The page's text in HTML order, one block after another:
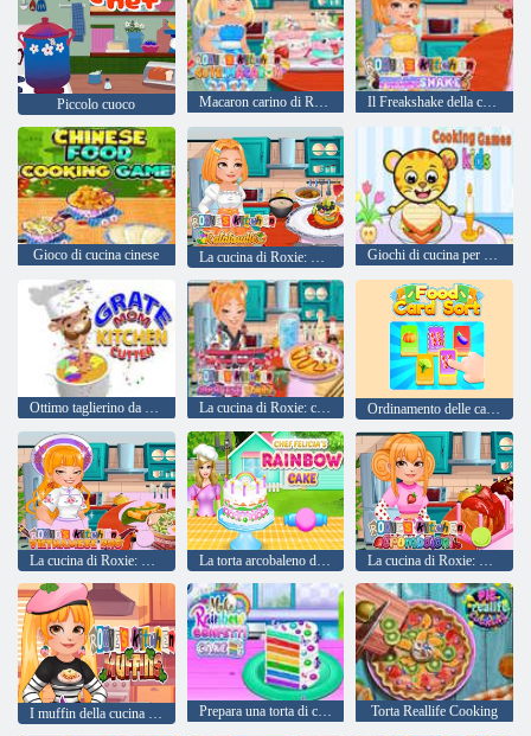
Piccolo cuoco Macaron carino di Roxie's Kitchen Il Freakshake della cucina di Roxie
Gioco di cucina cinese Giochi di cucina per bambini
Ottimo taglierino da cucina MOM La cucina di Roxie: curry giapponese Ordinamento delle carte alimentari
La cucina di Roxie: Pho vietnamita La torta arcobaleno dello chef Felicia La cucina di Roxie: Cromboloni
Prepara una torta di coriandoli arcobaleno Torta Reallife Cooking